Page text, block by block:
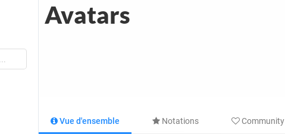
Avatars
Vue d'ensemble Notations Community